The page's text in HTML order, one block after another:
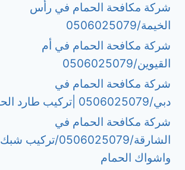
شركة مكافحة الحمام في رأس
الخيمة/0506025079
شركة مكافحة الحمام في أم
القيوين/0506025079
شركة مكافحة الحمام في
دبي/0506025079 |تركيب طارد الحمام
شركة مكافحة الحمام في
الشارقة/0506025079/تركيب شبك
واشواك الحمام